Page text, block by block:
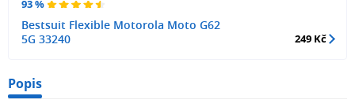
93 %
Bestsuit Flexible Motorola Moto G62
5G 33240
249 Kč
Popis